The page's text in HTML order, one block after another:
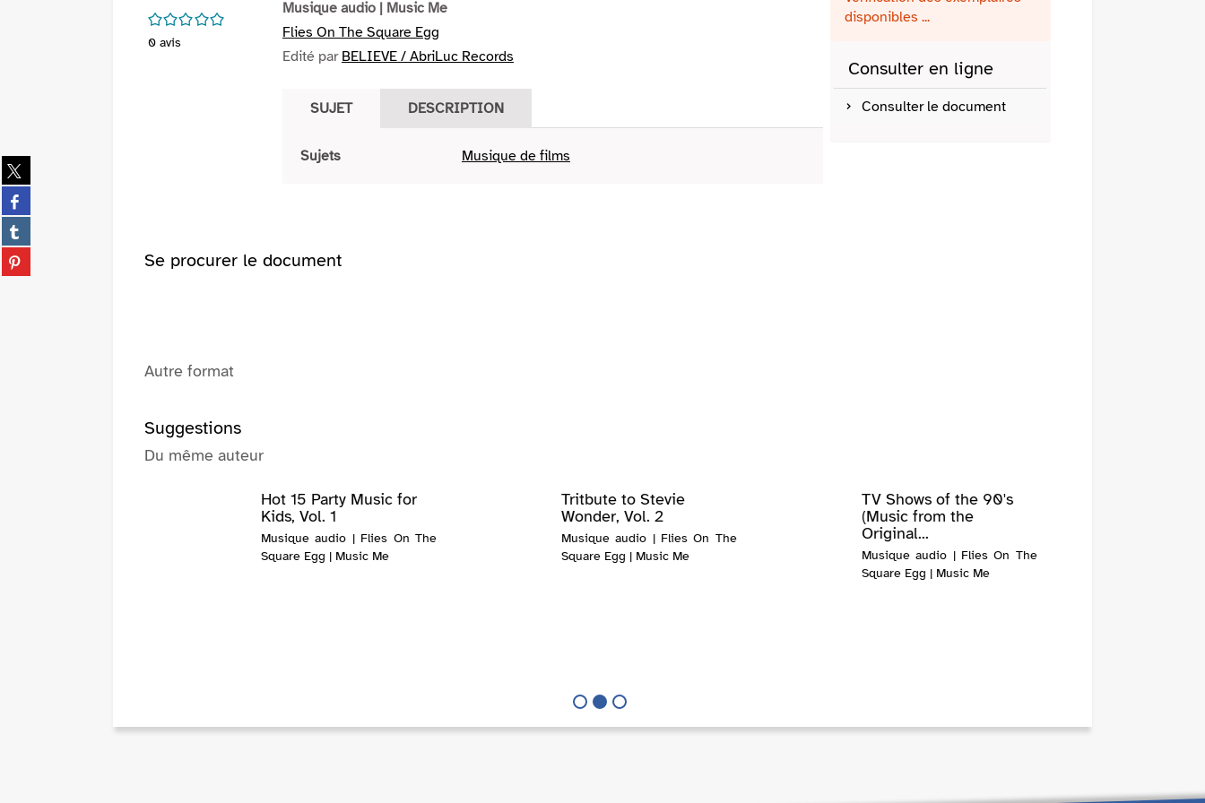
Partager
sur
twitter
(Nouvelle
fenêtre)
Partager
sur
facebook
(Nouvelle
fenêtre)
Partager
sur
tumblr
Partager
sur
/5
0 avis
Musique audio | Music Me
Flies On The Square Egg
Edité par BELIEVE / AbriLuc Records
SUJET DESCRIPTION
Sujets Musique de films
disponibles ...
Consulter en ligne
Consulter le document
Se procurer le document
Autre format
Suggestions
Du même auteur
Tritbute to Stevie
Wonder, Vol. 2
Musique audio | Flies On The
Square Egg | Music Me
TV Shows of the 90's
(Music from the
Original...
Musique audio | Flies On The
Square Egg | Music Me
Hot 15 Party Music for
Kids, Vol. 1
Musique audio | Flies On The
Square Egg | Music Me